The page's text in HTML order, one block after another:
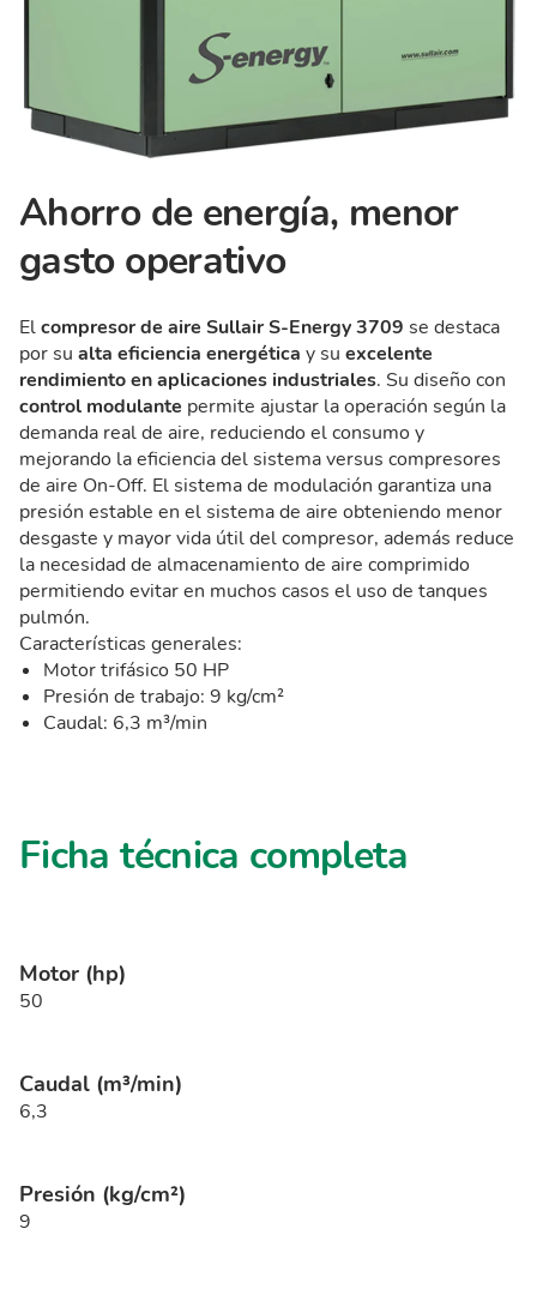
Ahorro de energía, menor
gasto operativo
Elcompresor de aire Sullair S-Energy 3709 se destaca
por su alta eficiencia energética y su excelente
rendimiento en aplicaciones industriales. Su diseño con
control modulante permite ajustar la operación según la
demanda real de aire, reduciendo el consumo y
mejorando la eficiencia del sistema versus compresores
de aire On-Off. El sistema de modulación garantiza una
presión estable en el sistema de aire obteniendo menor
desgaste y mayor vida útil del compresor, además reduce
la necesidad de almacenamiento de aire comprimido
permitiendo evitar en muchos casos el uso de tanques
pulmón.
Características generales:
Motor trifásico 50 HP
Presión de trabajo: 9 kg/cm²
Caudal: 6,3 m³/min
Ficha técnica completa
Motor (hp)
50
Caudal (m³/min)
6,3
Presión (kg/cm²)
9